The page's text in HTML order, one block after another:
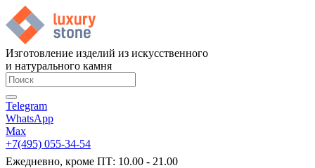
Изготовление изделий из искусственного
и натурального камня
Telegram
WhatsApp
Max
+7(495) 055-34-54
Ежедневно, кроме ПТ: 10.00 - 21.00